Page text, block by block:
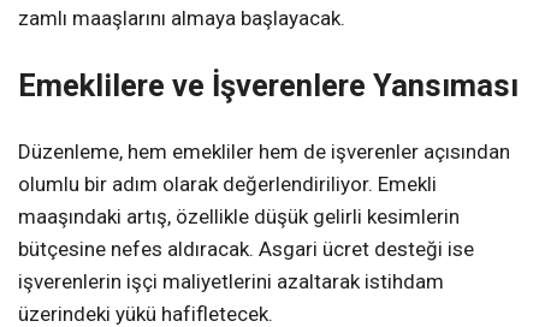
zamlı maaşlarını almaya başlayacak.
Emeklilere ve İşverenlere Yansıması
Düzenleme, hem emekliler hem de işverenler açısından
olumlu bir adım olarak değerlendiriliyor. Emekli
maaşındaki artış, özellikle düşük gelirli kesimlerin
bütçesine nefes aldıracak. Asgari ücret desteği ise
işverenlerin işçi maliyetlerini azaltarak istihdam
üzerindeki yükü hafifletecek.